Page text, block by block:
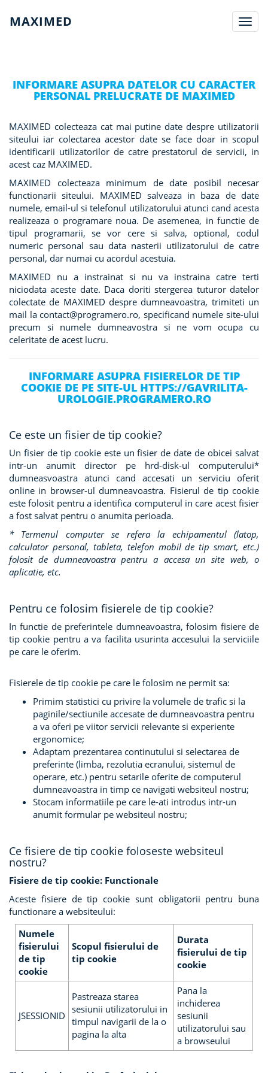
MAXIMED
INFORMARE ASUPRA DATELOR CU CARACTER
PERSONAL PRELUCRATE DE MAXIMED
MAXIMED colecteaza cat mai putine date despre utilizatorii
siteului iar colectarea acestor date se face doar in scopul
identificarii utilizatorilor de catre prestatorul de servicii, in
acest caz MAXIMED.
MAXIMED colecteaza minimum de date posibil necesar
functionarii siteului. MAXIMED salveaza in baza de date
numele, email-ul si telefonul utilizatorului atunci cand acesta
realizeaza o programare noua. De asemenea, in functie de
tipul programarii, se vor cere si salva, optional, codul
numeric personal sau data nasterii utilizatorului de catre
personal, dar numai cu acordul acestuia.
MAXIMED nu a instrainat si nu va instraina catre terti
niciodata aceste date. Daca doriti stergerea tuturor datelor
colectate de MAXIMED despre dumneavoastra, trimiteti un
mail la contact@programero.ro, specificand numele site-ului
precum si numele dumneavostra si ne vom ocupa cu
celeritate de acest lucru.
INFORMARE ASUPRA FISIERELOR DE TIP
COOKIE DE PE SITE-UL HTTPS://GAVRILITA-
UROLOGIE.PROGRAMERO.RO
Ce este un fisier de tip cookie?
Un fisier de tip cookie este un fisier de date de obicei salvat
intr-un anumit director pe hrd-disk-ul computerului*
dumneasvoastra atunci cand accesati un serviciu oferit
online in browser-ul dumneavoastra. Fisierul de tip cookie
este folosit pentru a identifica computerul in care acest fisier
a fost salvat pentru o anumita perioada.
* Termenul computer se refera la echipamentul (latop,
calculator personal, tableta, telefon mobil de tip smart, etc.)
folosit de dumneavoastra pentru a accesa un site web, o
aplicatie, etc.
Pentru ce folosim fisierele de tip cookie?
In functie de preferintele dumneavoastra, folosim fisiere de
tip cookie pentru a va facilita usurinta accesului la serviciile
pe care le oferim.
Fisierele de tip cookie pe care le folosim ne permit sa:
Primim statistici cu privire la volumele de trafic si la
paginile/sectiunile accesate de dumneavoastra pentru
a va oferi pe viitor servicii relevante si experiente
ergonomice;
Adaptam prezentarea continutului si selectarea de
preferinte (limba, rezolutia ecranului, sistemul de
operare, etc.) pentru setarile oferite de computerul
dumneavoastra in timp ce navigati websiteul nostru;
Stocam informatiile pe care le-ati introdus intr-un
anumit formular pe websiteul nostru;
Ce fisiere de tip cookie foloseste websiteul
nostru?
Fisiere de tip cookie: Functionale
Aceste fisiere de tip cookie sunt obligatorii pentru buna
functionare a websiteului:
Numele
fisierului
de tip
cookie
Scopul fisierului de
tip cookie
Durata
fisierului de tip
cookie
JSESSIONID
Pastreaza starea
sesiunii utilizatorului in
timpul navigarii de la o
pagina la alta
Pana la
inchiderea
sesiunii
utilizatorului sau
a browseului